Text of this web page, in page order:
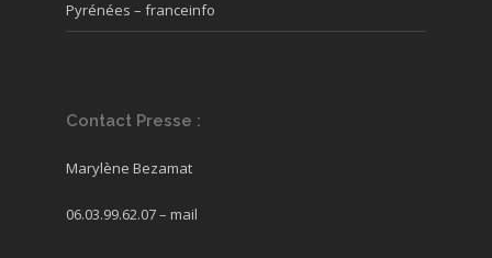
Pyrénées – franceinfo
Contact Presse :
Marylène Bezamat
06.03.99.62.07 – mail